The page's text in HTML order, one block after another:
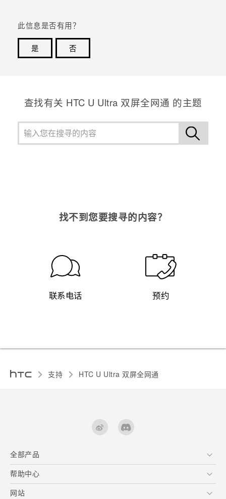
此信息是否有用？
是
否
查找有关 HTC U Ultra 双屏全网通 的主题
找不到您要搜寻的内容？
联系电话 预约
支持 HTC U Ultra 双屏全网通‎
全部产品
区块链智能手机
VIVE
帮助中心
在线客服
网站